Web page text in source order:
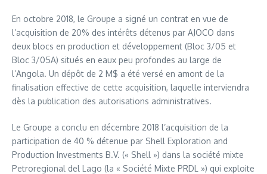
En octobre 2018, le Groupe a signé un contrat en vue de
l’acquisition de 20% des intérêts détenus par AJOCO dans
deux blocs en production et développement (Bloc 3/05 et
Bloc 3/05A) situés en eaux peu profondes au large de
l’Angola. Un dépôt de 2 M$ a été versé en amont de la
finalisation effective de cette acquisition, laquelle interviendra
dès la publication des autorisations administratives.
Le Groupe a conclu en décembre 2018 l’acquisition de la
participation de 40 % détenue par Shell Exploration and
Production Investments B.V. (« Shell ») dans la société mixte
Petroregional del Lago (la « Société Mixte PRDL ») qui exploite